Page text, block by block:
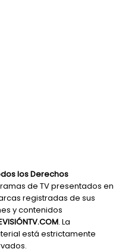
los Derechos
de TV presentados en
registradas de sus
y contenidos
. La
está estrictamente